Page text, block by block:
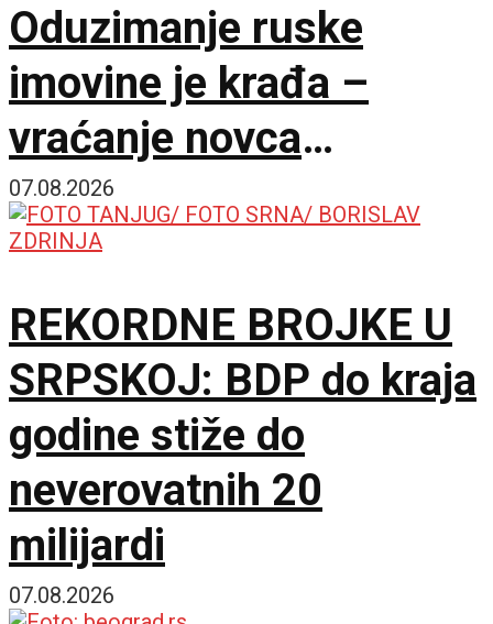
Oduzimanje ruske
imovine je krađa –
vraćanje novca
omogućilo bi mir u
Ukrajini
07.08.2026
REKORDNE BROJKE U
SRPSKOJ: BDP do kraja
godine stiže do
neverovatnih 20
milijardi
07.08.2026